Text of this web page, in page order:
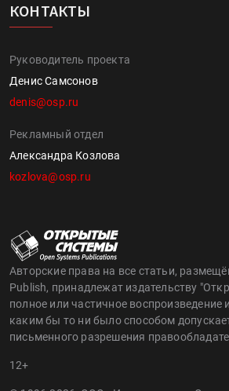
КОНТАКТЫ
Руководитель проекта
Денис Самсонов
denis@osp.ru
Рекламный отдел
Александра Козлова
kozlova@osp.ru
Авторские права на все статьи,
Publish, принадлежат издательству
полное или частичное
каким бы то ни было способом
письменного разрешения
12+